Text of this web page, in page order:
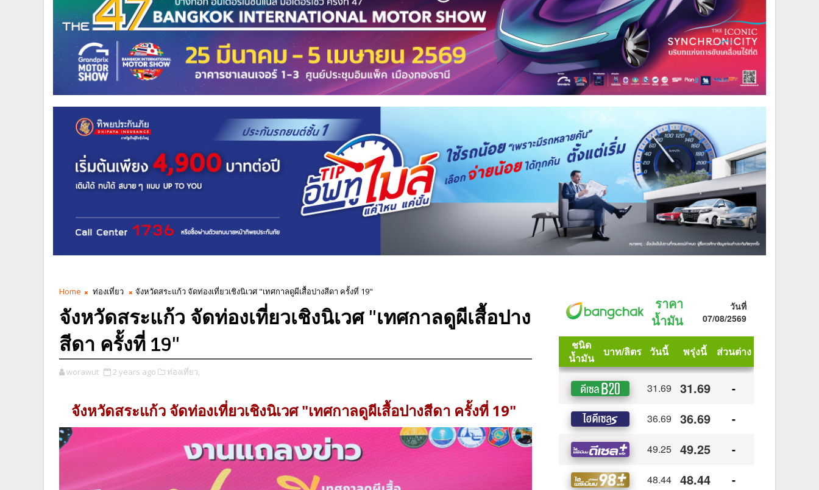
Home ท่องเที่ยว จังหวัดสระแก้ว จัดท่องเที่ยวเชิงนิเวศ "เทศกาลดูผีเสื้อปางสีดา ครั้งที่ 19"
จังหวัดสระแก้ว จัดท่องเที่ยวเชิงนิเวศ "เทศกาลดูผีเสื้อปาง
สีดา ครั้งที่ 19"
worawut 2 years ago ท่องเที่ยว,
จังหวัดสระแก้ว จัดท่องเที่ยวเชิงนิเวศ "เทศกาลดูผีเสื้อปางสีดา ครั้งที่ 19"